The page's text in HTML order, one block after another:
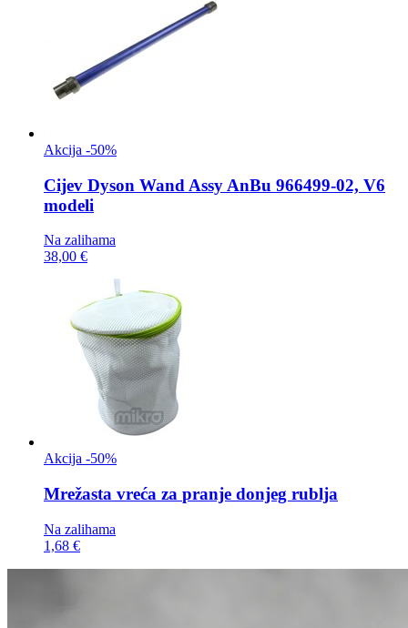
Akcija -50%
Cijev Dyson Wand Assy AnBu 966499-02, V6
modeli
Na zalihama
38,00 €
Akcija -50%
Mrežasta vreća za pranje donjeg rublja
Na zalihama
1,68 €